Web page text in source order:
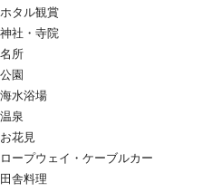
ホタル観賞
神社・寺院
名所
公園
海水浴場
温泉
お花見
ロープウェイ・ケーブルカー
田舎料理